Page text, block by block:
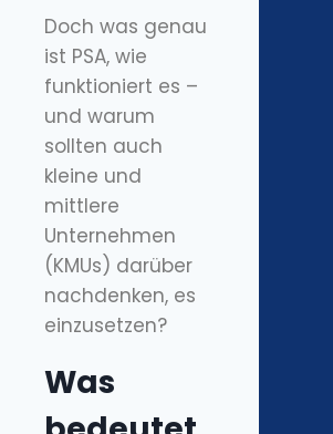
Doch was genau
ist PSA, wie
funktioniert es –
und warum
sollten auch
kleine und
mittlere
Unternehmen
(KMUs) darüber
nachdenken, es
einzusetzen?
Was